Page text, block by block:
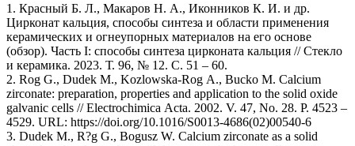
1. Красный Б. Л., Макаров Н. А., Иконников К. И. и др.
Цирконат кальция, способы синтеза и области применения
керамических и огнеупорных материалов на его основе
(обзор). Часть I: способы синтеза цирконата кальция // Стекло
и керамика. 2023. Т. 96, № 12. С. 51 – 60.
2. Rog G., Dudek M., Kozlowska-Rog A., Bucko M. Calcium
zirconate: preparation, properties and application to the solid oxide
galvanic cells // Electrochimica Acta. 2002. V. 47, No. 28. P. 4523 –
4529. URL: https://doi.org/10.1016/S0013-4686(02)00540-6
3. Dudek M., R?g G., Bogusz W. Calcium zirconate as a solid